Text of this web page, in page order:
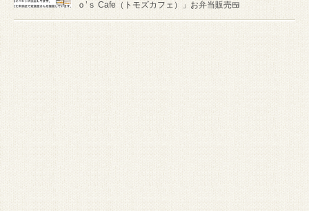
ｏ’ｓ Cafe（トモズカフェ）」お弁当販売🍱